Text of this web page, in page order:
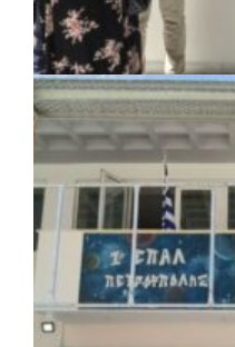
ΚΟΙΝΩΝΙΑ | 07/08/2026 ·
Το Δημοτικό
πλέον το όνομα